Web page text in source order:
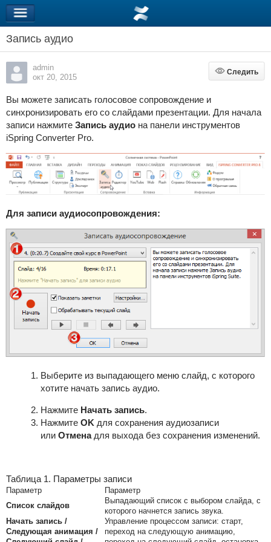
Запись аудио
admin
окт 20, 2015
Следить
Следить
Вы можете записать голосовое сопровождение и
синхронизировать его со слайдами презентации. Для начала
записи нажмите Запись аудиона панели инструментов
iSpring Converter Pro.
Для записи аудиосопровождения:
Выберите из выпадающего меню слайд, с которого
хотите начать запись аудио.
Нажмите Начать запись.
Нажмите OK для сохранения аудиозаписи
или Отменадля выхода без сохранения изменений.
Таблица 1. Параметры записи
Параметр
Параметр
Список слайдов
Выпадающий список с выбором слайда, с
которого начнется запись звука.
Начать запись /
Следующая анимация /
Управление процессом записи: старт,
переход на следующую анимацию,